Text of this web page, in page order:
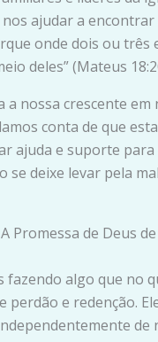
ajudar a
onde dois ou três
deles” (Mateus
nossa crescente em
conta de que
ajuda e suporte para
se deixe levar pela
Promessa de Deus
fazendo algo que no
e redenção.
de